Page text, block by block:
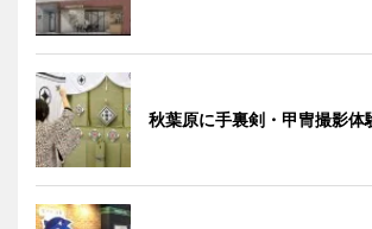
秋葉原に手裏剣・甲冑撮影体